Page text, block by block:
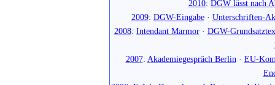
2010: DGW lässt nach
2009: DGW-Eingabe· Unterschriften-
2008: Intendant Marmor· DGW-
2007: Akademiegespräch Berlin · EU-